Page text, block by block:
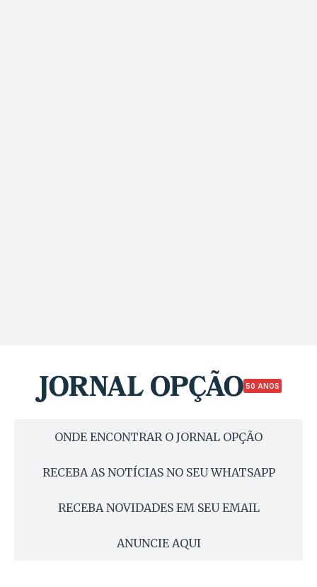
50 ANOS
ONDE ENCONTRAR O JORNAL OPÇÃO
RECEBA AS NOTÍCIAS NO SEU WHATSAPP
RECEBA NOVIDADES EM SEU EMAIL
ANUNCIE AQUI